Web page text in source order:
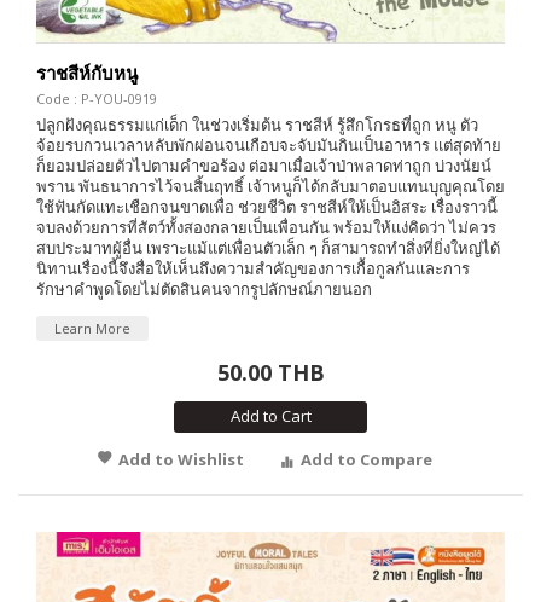
ราชสีห์กับหนู
Code : P-YOU-0919
ปลูกฝังคุณธรรมแก่เด็ก ในช่วงเริ่มต้น ราชสีห์ รู้สึกโกรธที่ถูก หนู ตัว
จ้อยรบกวนเวลาหลับพักผ่อนจนเกือบจะจับมันกินเป็นอาหาร แต่สุดท้าย
ก็ยอมปล่อยตัวไปตามคำขอร้อง ต่อมาเมื่อเจ้าป่าพลาดท่าถูก บ่วงนัยน์
พราน พันธนาการไว้จนสิ้นฤทธิ์ เจ้าหนูก็ได้กลับมาตอบแทนบุญคุณโดย
ใช้ฟันกัดแทะเชือกจนขาดเพื่อ ช่วยชีวิต ราชสีห์ให้เป็นอิสระ เรื่องราวนี้
จบลงด้วยการที่สัตว์ทั้งสองกลายเป็นเพื่อนกัน พร้อมให้แง่คิดว่า ไม่ควร
สบประมาทผู้อื่น เพราะแม้แต่เพื่อนตัวเล็ก ๆ ก็สามารถทำสิ่งที่ยิ่งใหญ่ได้
นิทานเรื่องนี้จึงสื่อให้เห็นถึงความสำคัญของการเกื้อกูลกันและการ
รักษาคำพูดโดยไม่ตัดสินคนจากรูปลักษณ์ภายนอก
Learn More
50.00 THB
Add to Cart
Add to Wishlist
Add to Compare